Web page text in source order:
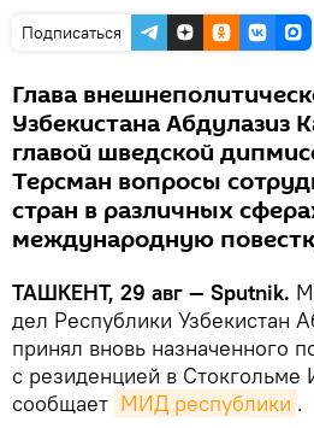
Подписаться
Глава
Узбекистана Абдулазиз
главой шведской
Терсман вопросы
стран в различных
международную
ТАШКЕНТ, 29 авг — Sputnik.
дел Республики Узбекистан
принял вновь назначенного
с резиденцией в Стокгольме
сообщает МИД республики .